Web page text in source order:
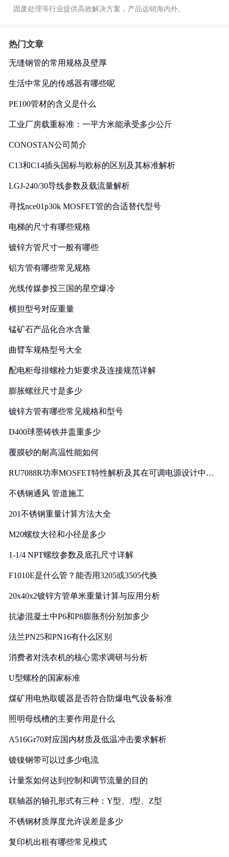
固废处理等行业提供高效解决方案，产品远销海内外。
热门文章
无缝钢管的常用规格及壁厚
生活中常见的传感器有哪些呢
PE100管材的含义是什么
工业厂房载重标准：一平方米能承受多少公斤
CONOSTAN公司简介
C13和C14插头国标与欧标的区别及其标准解析
LGJ-240/30导线参数及载流量解析
寻找nce01p30k MOSFET管的合适替代型号
电梯的尺寸有哪些规格
镀锌方管尺寸一般有哪些
铝方管有哪些常见规格
光线传媒参投三国的星空爆冷
横担型号对应重量
锰矿石产品化合水含量
曲臂车规格型号大全
配电柜母排螺栓力矩要求及连接规范详解
膨胀螺丝尺寸是多少
镀锌方管有哪些常见规格和型号
D400球墨铸铁井盖重多少
覆膜砂的耐高温性能如何
RU7088R功率MOSFET特性解析及其在可调电源设计中的
不锈钢通风 管道施工
201不锈钢重量计算方法大全
M20螺纹大径和小径是多少
1-1/4 NPT螺纹参数及底孔尺寸详解
F1010E是什么管？能否用3205或3505代换
20x40x2镀锌方管单米重量计算与应用分析
抗渗混凝土中P6和P8膨胀剂分别加多少
法兰PN25和PN16有什么区别
消费者对洗衣机的核心需求调研与分析
U型螺栓的国家标准
煤矿用电热取暖器是否符合防爆电气设备标准
照明母线槽的主要作用是什么
A516Gr70对应国内材质及低温冲击要求解析
镀镍钢带可以过多少电流
计量泵如何达到控制和调节流量的目的
联轴器的轴孔形式有三种：Y型、J型、Z型
不锈钢材质厚度允许误差是多少
复印机出租有哪些常见模式